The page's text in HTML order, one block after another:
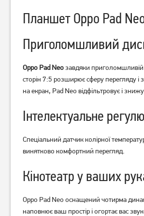
8/256GB Graphite Gray
11 499 грн
Tab
16
Планшет Oppo Pad
Приголомшливий
Oppo Pad Neoзавдяки приголомшливій
сторін 7:5 розширює сферу перегляду
на екран, Pad Neo відфільтровує і
Інтелектуальне
Спеціальний датчик колірної
винятково комфортний перегляд.
Кінотеатр у ваших
Oppo Pad Neo оснащений чотирма
наповнює ваш простір і огортає вас